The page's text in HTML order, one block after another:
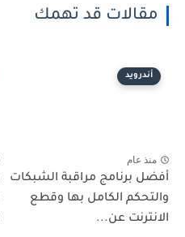
مقالات قد تهمك
أندرويد
منذ عام
أفضل برنامج مراقبة الشبكات
والتحكم الكامل بها وقطع
الانترنت عن...